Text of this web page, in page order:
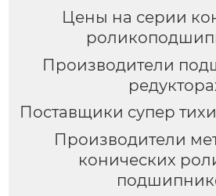
Цены на серии
Производители
Поставщики супер
Производители
конических